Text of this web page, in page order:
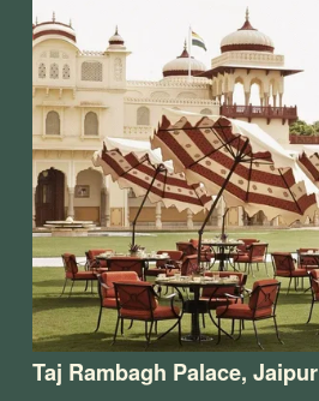
Taj Rambagh Palace, Jaipur